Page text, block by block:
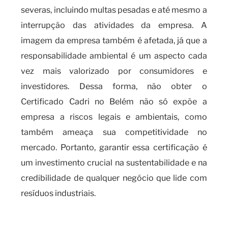
severas, incluindo multas pesadas e até mesmo a
interrupção das atividades da empresa. A
imagem da empresa também é afetada, já que a
responsabilidade ambiental é um aspecto cada
vez mais valorizado por consumidores e
investidores. Dessa forma, não obter o
Certificado Cadri no Belém não só expõe a
empresa a riscos legais e ambientais, como
também ameaça sua competitividade no
mercado. Portanto, garantir essa certificação é
um investimento crucial na sustentabilidade e na
credibilidade de qualquer negócio que lide com
resíduos industriais.